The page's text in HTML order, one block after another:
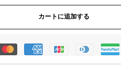
カートに追加する